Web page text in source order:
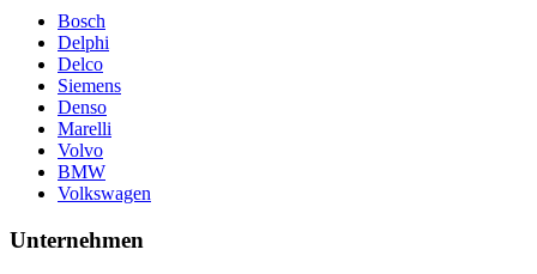
Bosch
Delphi
Delco
Siemens
Denso
Marelli
Volvo
BMW
Volkswagen
Unternehmen